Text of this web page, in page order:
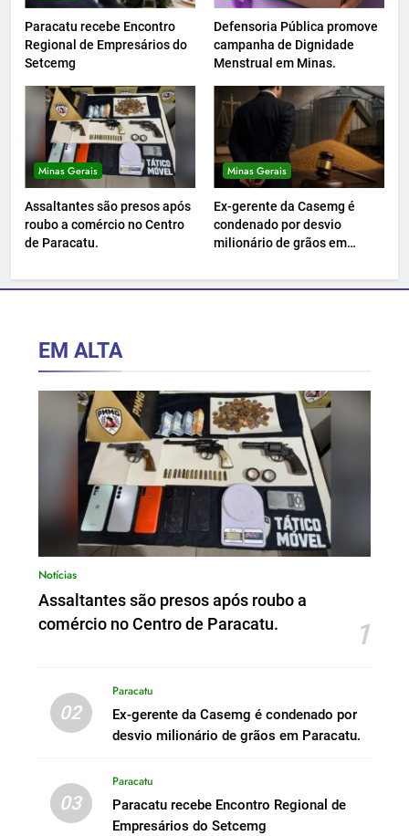
Paracatu recebe Encontro
Regional de Empresários do
Setcemg
Defensoria Pública promove
campanha de Dignidade
Menstrual em Minas.
Minas Gerais
Assaltantes são presos após
roubo a comércio no Centro
de Paracatu.
Minas Gerais
Ex-gerente da Casemg é
condenado por desvio
milionário de grãos em
EM ALTA
Notícias
Assaltantes são presos após roubo a
comércio no Centro de Paracatu.
1
02
Paracatu
Ex-gerente da Casemg é condenado por
desvio milionário de grãos em Paracatu.
03
Paracatu
Paracatu recebe Encontro Regional de
Empresários do Setcemg